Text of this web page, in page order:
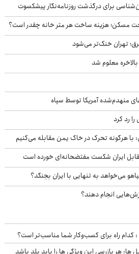
برای درگذشت روزنامه‌نگار پیشکسوت
تهران خنک‌تر می‌شود
معلوم شد
منهدم‌شده آمریکا توسط سپاه
رد کرد
هرگونه تحرک در خاک یمن مقابله می‌کنیم
ایران شکست مفتضحانه‌ای خورده است
می‌خواهد به تنهایی با ایران بجنگد؟
انجام دهند؟
: کدام راه برای کسب‌وکار شما مناسب‌تر است؟
هر بازرسی این ویژگی ها را باید بلد باشد